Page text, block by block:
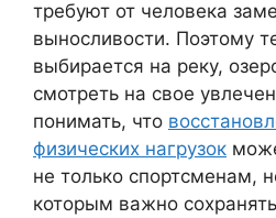
требуют от человека
выносливости. Поэтому
выбирается на реку,
смотреть на свое
понимать, что
физических нагрузок
не только спортсменам,
которым важно